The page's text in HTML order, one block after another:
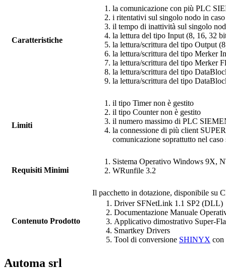
Caratteristiche
la comunicazione con più PLC
i ritentativi sul singolo nodo in
il tempo di inattività sul singolo
la lettura del tipo Input (8, 16, 32
la lettura/scrittura del tipo Output
la lettura/scrittura del tipo Merker
la lettura/scrittura del tipo Merker
la lettura/scrittura del tipo
la lettura/scrittura del tipo
Limiti
il tipo Timer non è gestito
il tipo Counter non è gestito
il numero massimo di PLC
la connessione di più client
comunicazione soprattutto nel
Requisiti Minimi
Sistema Operativo Windows 9X,
WRunfile 3.2
Contenuto Prodotto
Il pacchetto in dotazione, disponibile su
Driver SFNetLink 1.1 SP2 (DLL)
Documentazione Manuale
Applicativo dimostrativo Super-
Smartkey Drivers
Tool di conversione SHINYX con
Automa srl